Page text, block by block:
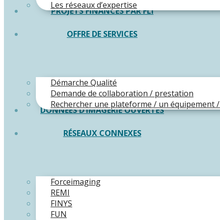
Les réseaux d’expertise
PROJETS FINANCÉS PAR FLI
OFFRE DE SERVICES
Démarche Qualité
Demande de collaboration / prestation
Rechercher une plateforme / un équipement
DONNÉES D’IMAGERIE OUVERTES
RÉSEAUX CONNEXES
Forceimaging
REMI
FINYS
FUN